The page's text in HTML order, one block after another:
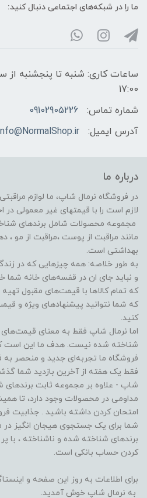
ما را در شبکه‌های اجتماعی دنبال کنید:
17:00
شماره تماس:
09102905226
آدرس ایمیل:
درباره ما
در فروشگاه‌ نرمال شاپ، ما لوازم
لازم است را با قیمتهای غیر معمولی در
مجموعه محصولات شامل برندهای
مانند مراقبت از پوست ،مراقبت از مو ️،
بهداشتی است.
به طور خلاصه: همه چیزهایی که در
و نباید جای ان در قفسه‌های خانه شما
که تمام کالاها با قیمت‌های مقبول
که شما نتوانید پیشنهادهای ویژه و
کنید.
اما نرمال شاپ فقط به معنای قیمت‌های
شناخته شده نیست. هدف ما این است
فروشگاه‌ ما تجربه‌ای جدید و منحصر به
فقط یک هفته از آخرین بازدید شما
شاپ - علاوه بر مجموعه ثابت برندهای
مداومی در محصولات وجود دارد، تا
امتحان کردن داشته باشید . جذابیت
شما برای یک جستجوی هیجان انگیز در
برندهای شناخته شده و ناشناخته ، با
کردن حساب بانکی است.
برای اطلاعات به روز این صفحه و
به نرمال شاپ خوش آمدید.